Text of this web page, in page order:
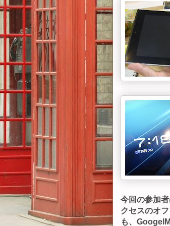
今回の参加
クセスのオ
も、